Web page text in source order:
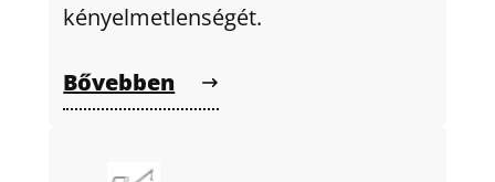
kényelmetlenségét.
Bővebben